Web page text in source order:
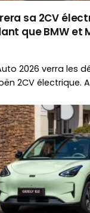
sa 2CV
que BMW et
2026 verra les
2CV électrique.
participer à